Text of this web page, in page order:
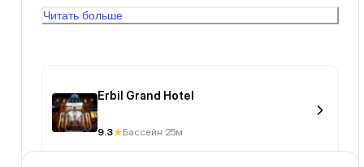
Читать больше
Erbil Grand Hotel
9.3 Бассейн 25м